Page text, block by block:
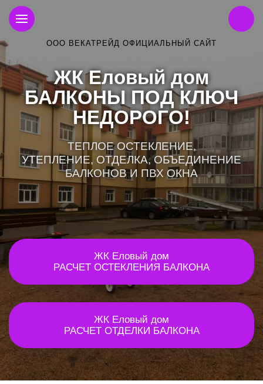
ООО ВЕКАТРЕЙД ОФИЦИАЛЬНЫЙ САЙТ
ЖК Еловый дом
БАЛКОНЫ ПОД КЛЮЧ
НЕДОРОГО!
ТЕПЛОЕ ОСТЕКЛЕНИЕ,
УТЕПЛЕНИЕ, ОТДЕЛКА, ОБЪЕДИНЕНИЕ
БАЛКОНОВ И ПВХ ОКНА
ЖК Еловый дом
РАСЧЕТ ОСТЕКЛЕНИЯ БАЛКОНА
ЖК Еловый дом
РАСЧЕТ ОТДЕЛКИ БАЛКОНА